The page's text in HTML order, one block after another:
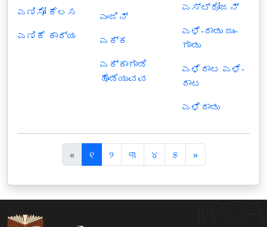
ಎಣಿಸೋ ಕೆಲಸ
ಎಣಿಕೆ ಕಾರ್ಯ
ಎಂಜಿನ್
ಎಕ್ಕ
ಎಕ್ಕಾಗಾಡಿ
ಹೊಡೆಯುವವ
ಎಸ್ಟ್ರೋಜನ್
ಎಳೆ-ದಾಡು ಜುಂ-
ಗಾಡು
ಎಳೆದಾಟ ಎಳೆ-
ದಾಟ
ಎಳೆದಾಡು
«पि
छ
ला
୧ ୨ ୩ ୪ ୫ »अ
ग
ला